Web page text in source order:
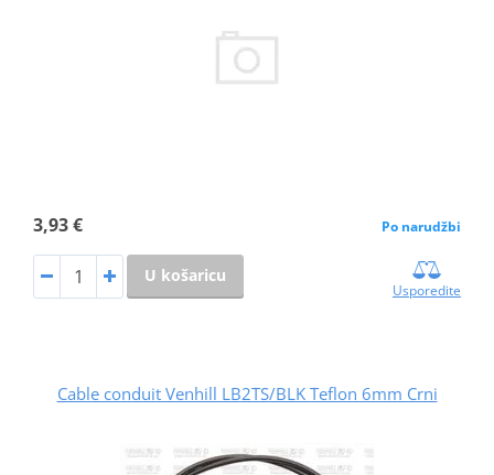
3,93 € Po narudžbi
U košaricu
Usporedite
Cable conduit Venhill LB2TS/BLK Teflon 6mm Crni